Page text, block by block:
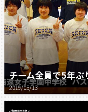
チーム全員で5年ぶ
2019/05/13